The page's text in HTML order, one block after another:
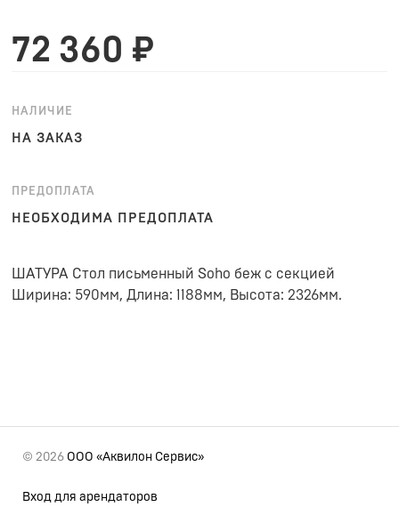
72 360 ₽
НАЛИЧИЕ
НА ЗАКАЗ
ПРЕДОПЛАТА
НЕОБХОДИМА ПРЕДОПЛАТА
ШАТУРА Стол письменный Soho беж с секцией
Ширина: 590мм, Длина: 1188мм, Высота: 2326мм.
© 2026 ООО «Аквилон Сервис»
Вход для арендаторов